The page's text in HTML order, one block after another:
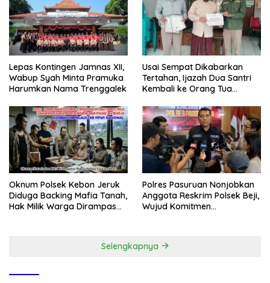
Lepas Kontingen Jamnas XII,
Wabup Syah Minta Pramuka
Harumkan Nama Trenggalek
Usai Sempat Dikabarkan
Tertahan, Ijazah Dua Santri
Kembali ke Orang Tua
Oknum Polsek Kebon Jeruk
Diduga Backing Mafia Tanah,
Hak Milik Warga Dirampas
Polres Pasuruan Nonjobkan
Anggota Reskrim Polsek Beji,
Wujud Komitmen
Selengkapnya